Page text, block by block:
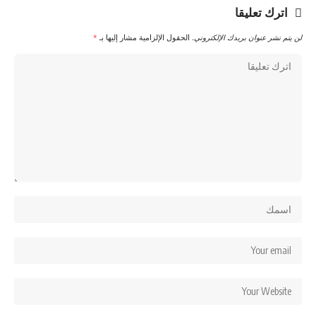
اترك تعليقا
لن يتم نشر عنوان بريدك الإلكتروني. الحقول الإلزامية مشار إليها بـ *